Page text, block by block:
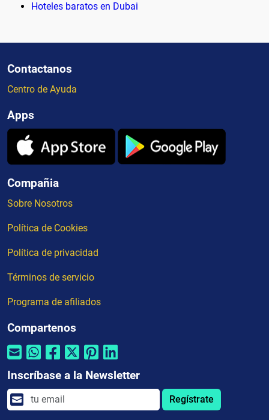
Hoteles baratos en Dubai
Contactanos
Centro de Ayuda
Apps
Compañia
Sobre Nosotros
Política de Cookies
Política de privacidad
Términos de servicio
Programa de afiliados
Compartenos
Inscríbase a la Newsletter
Regístrate